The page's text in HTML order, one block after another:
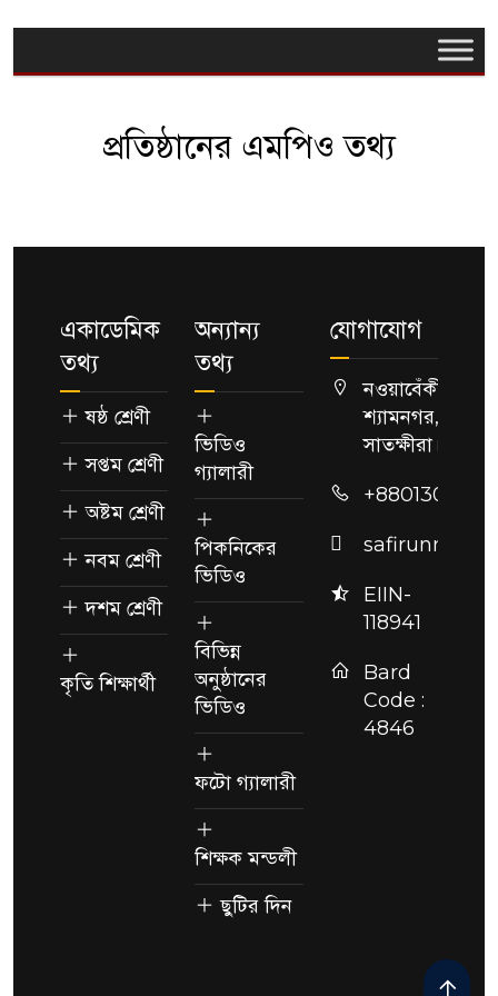
প্রতিষ্ঠানের এমপিও তথ্য
একাডেমিক
তথ্য
ষষ্ঠ শ্রেণী
সপ্তম শ্রেণী
অষ্টম শ্রেণী
নবম শ্রেণী
দশম শ্রেণী
কৃতি শিক্ষার্থী
অন্যান্য
তথ্য
ভিডিও
গ্যালারী
পিকনিকের
ভিডিও
বিভিন্ন
অনুষ্ঠানের
ভিডিও
ফটো গ্যালারী
শিক্ষক মন্ডলী
ছুটির দিন
যোগাযোগ
নওয়াবেঁকী,
শ্যামনগর,
সাতক্ষীরা।
EIIN-
118941
Bard
Code :
4846